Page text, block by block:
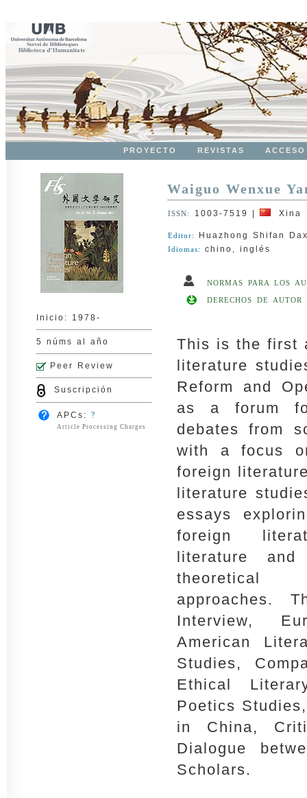
PROYECTO REVISTAS
Inicio: 1978-
5 núms al año
Peer Review
Suscripción
APCs: ?
Article Processing Charges
Waiguo Wenxue
ISSN: 1003-7519 Xina
Editor: Huazhong Shifan
Idiomas: chino, inglés
NORMAS PARA LOS
DERECHOS DE
This is the first
literature
Reform and
as a forum
debates from
with a focus
foreign
literature
essays
foreign
literature
theoretical
approaches.
Interview,
American
Studies,
Ethical
Poetics
in China,
Dialogue
Scholars.